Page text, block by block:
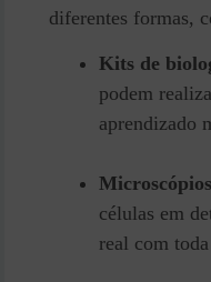
diferentes formas,
Kits de
podem
aprendizado
células em
real com